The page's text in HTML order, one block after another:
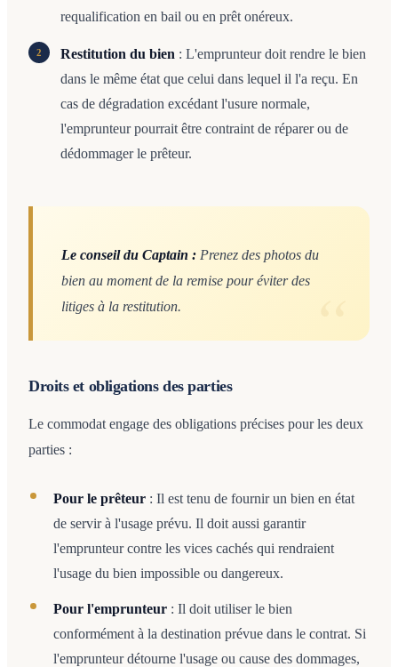
requalification en bail ou en prêt onéreux.
Restitution du bien : L'emprunteur doit rendre le bien
dans le même état que celui dans lequel il l'a reçu. En
cas de dégradation excédant l'usure normale,
l'emprunteur pourrait être contraint de réparer ou de
dédommager le prêteur.
Le conseil du Captain : Prenez des photos du
bien au moment de la remise pour éviter des
litiges à la restitution.
Droits et obligations des parties
Le commodat engage des obligations précises pour les deux
parties :
Pour le prêteur : Il est tenu de fournir un bien en état
de servir à l'usage prévu. Il doit aussi garantir
l'emprunteur contre les vices cachés qui rendraient
l'usage du bien impossible ou dangereux.
Pour l'emprunteur : Il doit utiliser le bien
conformément à la destination prévue dans le contrat. Si
l'emprunteur détourne l'usage ou cause des dommages,